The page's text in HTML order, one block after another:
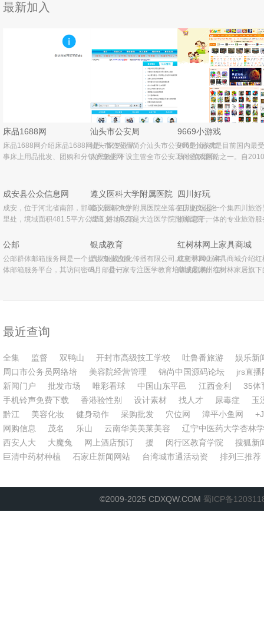
最新加入
床品1688网
床品1688网介绍床品1688网是一家专业从
事床上用品批发、团购和分销的专业网
件、夏被、夏凉被、空调被、蚕丝被、羽
汕头市公安局
汕头市公安局简介汕头市公安局是汕头市
人民政府下设主管全市公安工作的职能部
乡、街道设派出所;公安分局与派出
9669小游戏
9669小游戏是目前国内最
线小游戏网站之一。自
量超过200万，据ALEXA排
成安县公众信息网
成安，位于河北省南部，邯郸市东南20公
里处，境域面积481.5平方公里，耕地52.3
40万，是邯郸市“1+6”中心城市发展规划重
遵义医科大学附属医院
遵义医科大学附属医院坐落在历史文化名
城遵义，前身是大连医学院附属医院，
省首家三级甲等综合医院，省级区域医疗
四川好玩
四川好玩是一个集四川旅
游信息于一体的专业旅游
图,旅游活动,旅游线路,以及
公邮
公邮群体邮箱服务网是一个提供专业的群
体邮箱服务平台，其访问密码、邮件订
银成教育
武汉银成文化传播有限公司,成立于2007年
8月，是一家专注医学教育培训的机构。贺
红树林网上家具商城
红树林网上家具商城介绍
商城是潮州红树林家居旗
最近查询
全集 监督 双鸭山 开封市高级技工学校 吐鲁番旅游
娱乐新
周口市公务员网络培
美容院经营管理 锦尚中国源码论坛
jrs直播
新闻门户
批发市场 唯彩看球 中国山东平邑 江西金利
35体
手机铃声免费下载
香港验性别 设计素材 找人才 尿毒症
玉
黔江
美容化妆 健身动作 采购批发 穴位网 漳平小鱼网
网购信息
茂名 乐山 云南华美美莱美容
辽宁中医药大学杏林学
西安人大
大魔兔 网上酒店预订 援 闵行区教育学院
搜狐新
巨清中药材种植
石家庄新闻网站 台湾城市通活动资 排列三推荐
©2009-2025 CDXQW.COM 蜀ICP备